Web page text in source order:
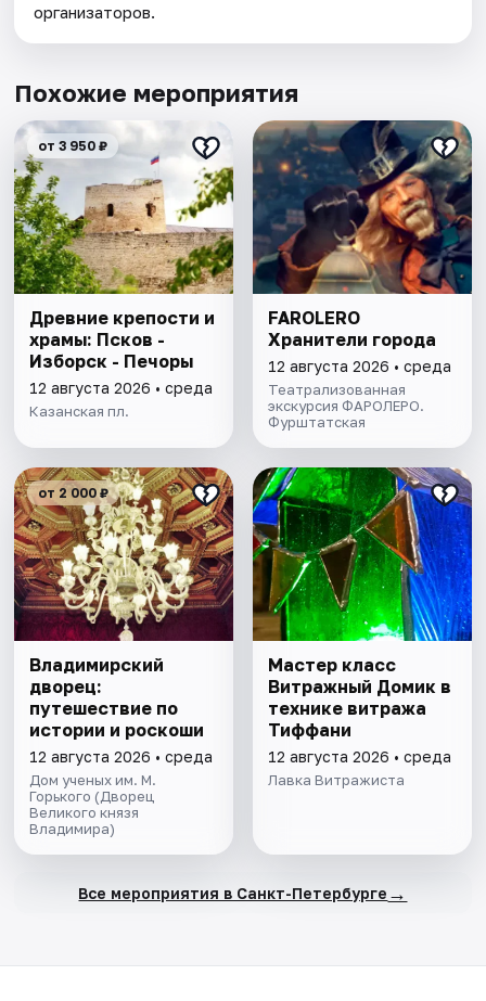
организаторов.
Похожие мероприятия
от 3 950 ₽
Древние крепости и
храмы: Псков -
Изборск - Печоры
12 августа 2026 • среда
Казанская пл.
FAROLERO
Хранители города
12 августа 2026 • среда
Театрализованная
экскурсия ФАРОЛЕРО.
Фурштатская
от 2 000 ₽
Владимирский
дворец:
путешествие по
истории и роскоши
12 августа 2026 • среда
Дом ученых им. М.
Горького (Дворец
Великого князя
Владимира)
Мастер класс
Витражный Домик в
технике витража
Тиффани
12 августа 2026 • среда
Лавка Витражиста
Все мероприятия в Санкт-Петербурге →